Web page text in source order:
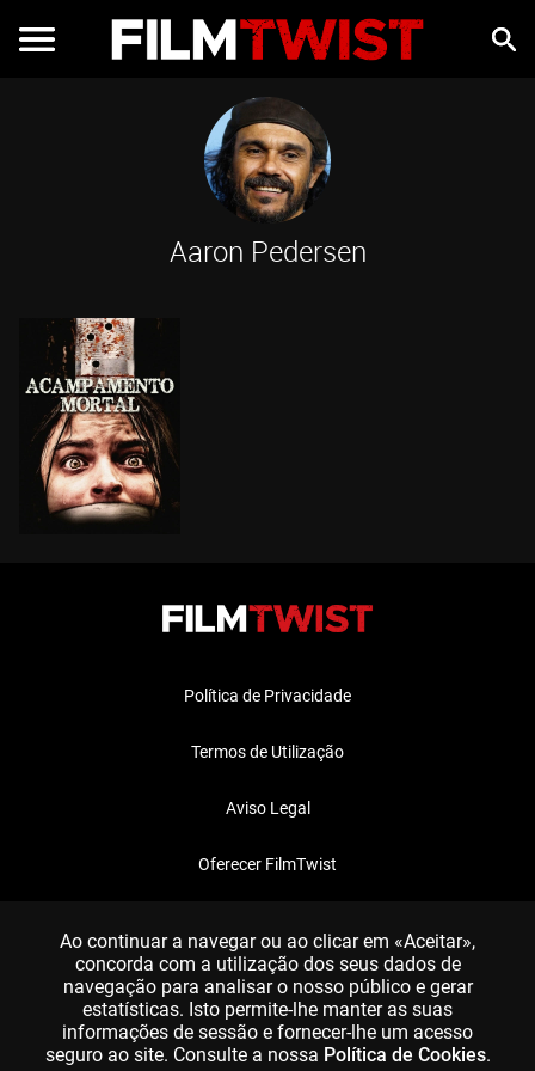
Aaron Pedersen
Política de Privacidade
Termos de Utilização
Aviso Legal
Oferecer FilmTwist
Ao continuar a navegar ou ao clicar em «Aceitar»,
concorda com a utilização dos seus dados de
navegação para analisar o nosso público e gerar
estatísticas. Isto permite-lhe manter as suas
informações de sessão e fornecer-lhe um acesso
seguro ao site. Consulte a nossa Política de Cookies.